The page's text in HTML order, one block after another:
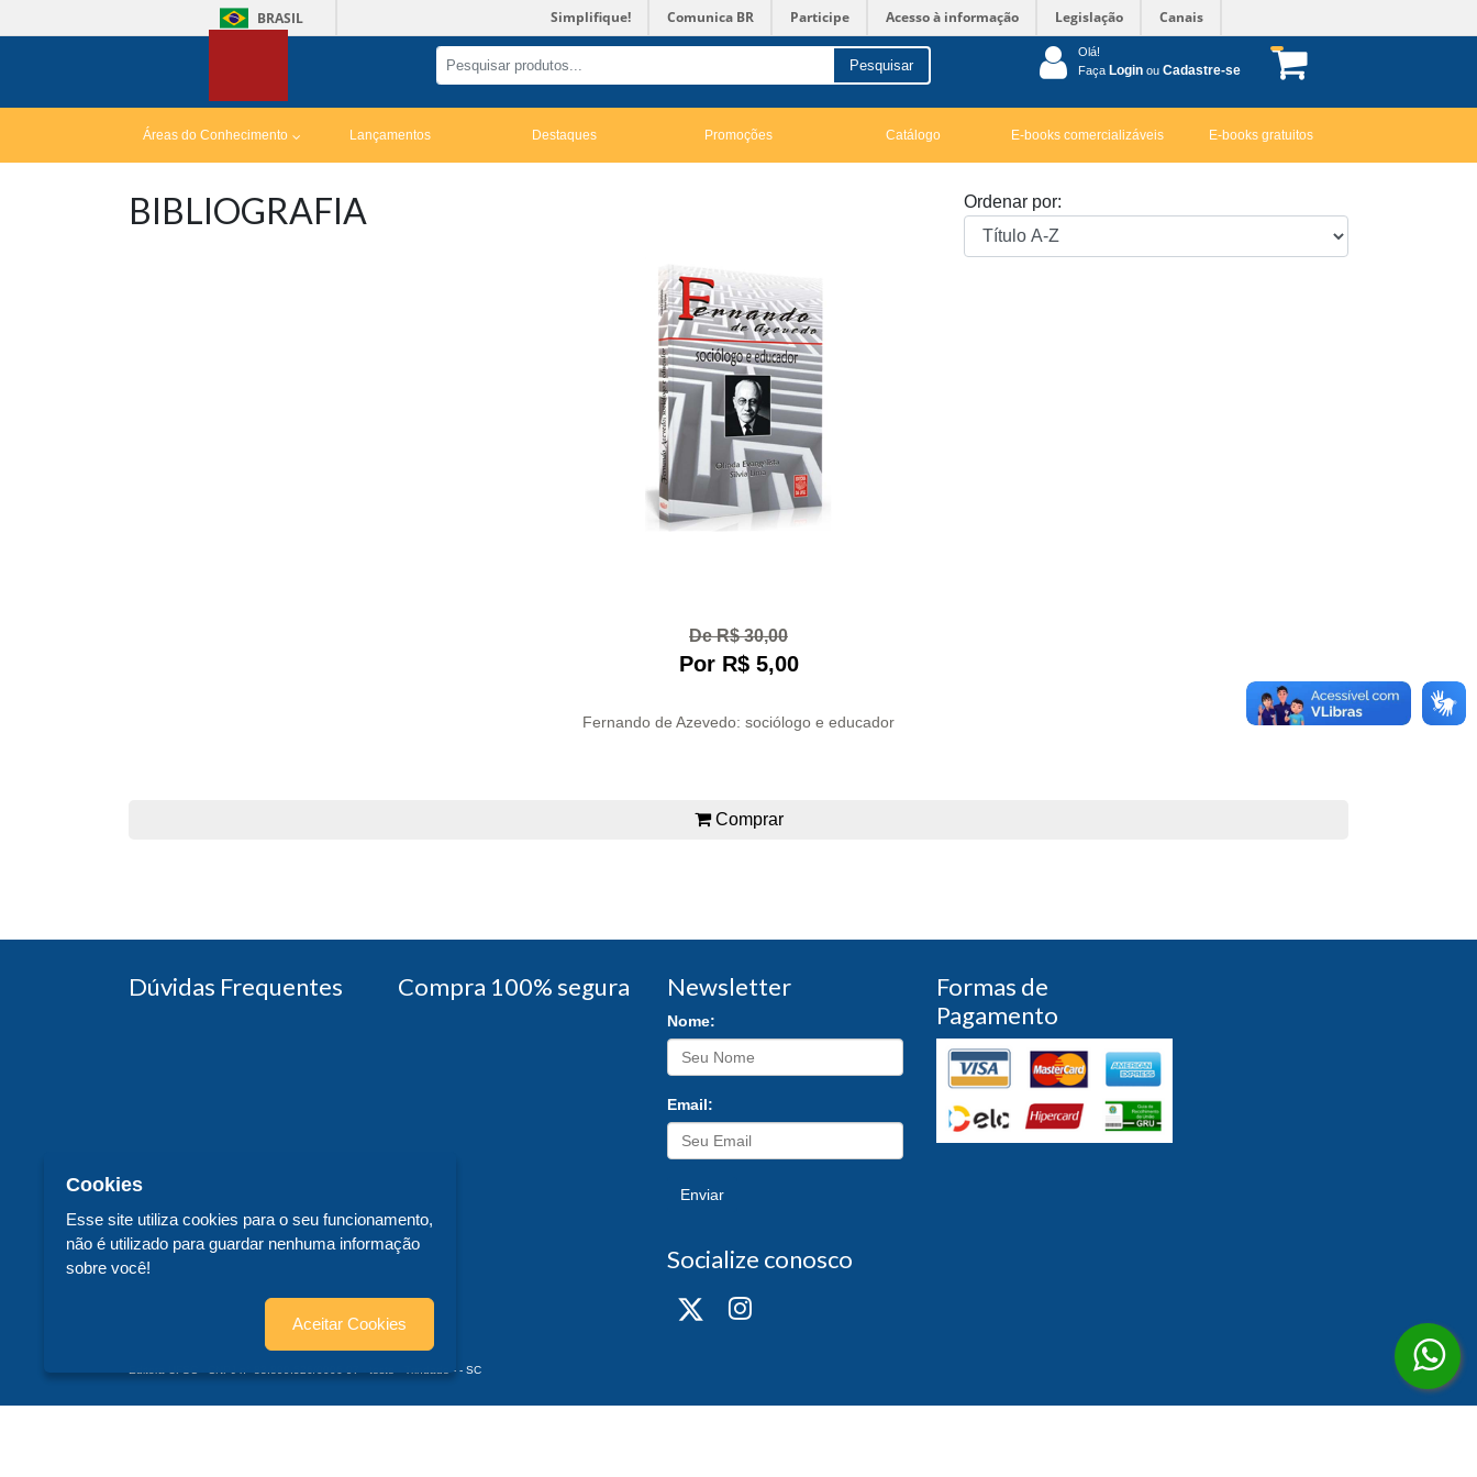
BRASIL Simplifique! Comunica BR Participe Acesso à informação Legislação Canais
Pesquisar
Olá!
Faça Login ou Cadastre-se
Áreas do Conhecimento Lançamentos Destaques Promoções Catálogo E-books comercializáveis E-books gratuitos
BIBLIOGRAFIA Ordenar por:
De R$ 30,00
Por R$ 5,00
Fernando de Azevedo: sociólogo e educador
Comprar
Dúvidas Frequentes Compra 100% segura Newsletter
Nome:
Email:
Enviar
Socialize conosco
Formas de
Pagamento
Editora UFSC - CNPJ n° 83.899.526/0006-97 - teste - Trindade - - SC
Cookies
Esse site utiliza cookies para o seu funcionamento,
não é utilizado para guardar nenhuma informação
sobre você!
Aceitar Cookies